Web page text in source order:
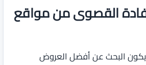
القصوى من مواقع
البحث عن أفضل العروض